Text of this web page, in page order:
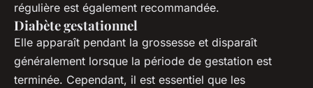
régulière est également recommandée.
Diabète gestationnel
Elle apparaît pendant la grossesse et disparaît
généralement lorsque la période de gestation est
terminée. Cependant, il est essentiel que les